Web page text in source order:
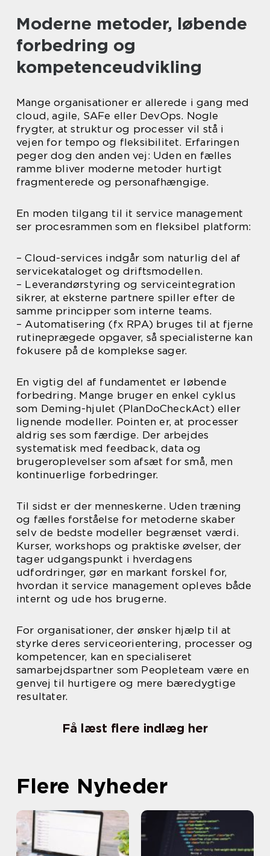
Moderne metoder, løbende
forbedring og
kompetenceudvikling
Mange organisationer er allerede i gang med
cloud, agile, SAFe eller DevOps. Nogle
frygter, at struktur og processer vil stå i
vejen for tempo og fleksibilitet. Erfaringen
peger dog den anden vej: Uden en fælles
ramme bliver moderne metoder hurtigt
fragmenterede og personafhængige.
En moden tilgang til it service management
ser procesrammen som en fleksibel platform:
– Cloud-services indgår som naturlig del af
servicekataloget og driftsmodellen.
– Leverandørstyring og serviceintegration
sikrer, at eksterne partnere spiller efter de
samme principper som interne teams.
– Automatisering (fx RPA) bruges til at fjerne
rutineprægede opgaver, så specialisterne kan
fokusere på de komplekse sager.
En vigtig del af fundamentet er løbende
forbedring. Mange bruger en enkel cyklus
som Deming-hjulet (PlanDoCheckAct) eller
lignende modeller. Pointen er, at processer
aldrig ses som færdige. Der arbejdes
systematisk med feedback, data og
brugeroplevelser som afsæt for små, men
kontinuerlige forbedringer.
Til sidst er der menneskerne. Uden træning
og fælles forståelse for metoderne skaber
selv de bedste modeller begrænset værdi.
Kurser, workshops og praktiske øvelser, der
tager udgangspunkt i hverdagens
udfordringer, gør en markant forskel for,
hvordan it service management opleves både
internt og ude hos brugerne.
For organisationer, der ønsker hjælp til at
styrke deres serviceorientering, processer og
kompetencer, kan en specialiseret
samarbejdspartner som Peopleteam være en
genvej til hurtigere og mere bæredygtige
resultater.
Få læst flere indlæg her
Flere Nyheder